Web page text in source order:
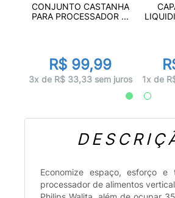
CONJUNTO CASTANHA
PARA PROCESSADOR ...
R$ 99,99
3x de R$ 33,33 sem juros 1x de
Economize espaço, esforço
processador de alimentos